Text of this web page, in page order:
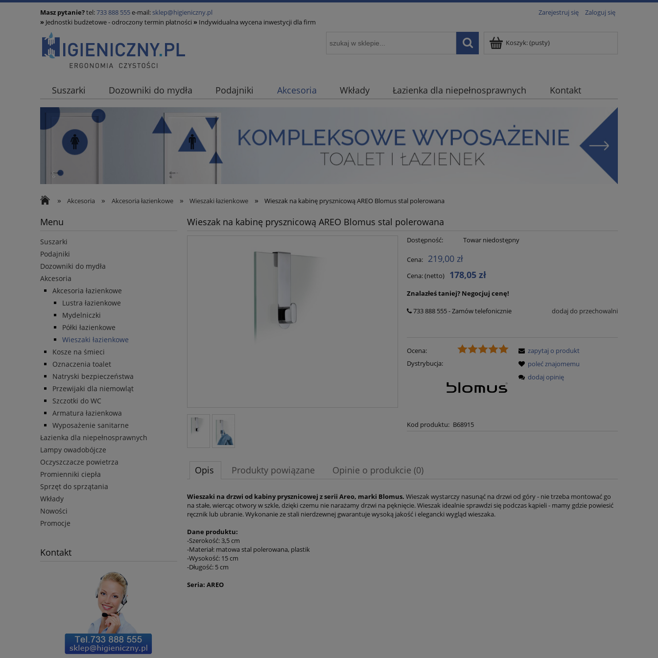
Zarejestruj się Zaloguj się
Masz pytanie?tel:733 888 555e-mail:sklep@higieniczny.pl
» Jednostki budżetowe - odroczony termin płatności » Indywidualna wycena inwestycji dla firm
Koszyk:(pusty)
Suszarki Dozowniki do mydła Podajniki Akcesoria Wkłady Łazienka dla niepełnosprawnych Kontakt
» Akcesoria » Akcesoria łazienkowe » Wieszaki łazienkowe » Wieszak na kabinę prysznicową AREO Blomus stal polerowana
Menu
Suszarki
Podajniki
Dozowniki do mydła
Akcesoria
Akcesoria łazienkowe
Lustra łazienkowe
Mydelniczki
Półki łazienkowe
Wieszaki łazienkowe
Kosze na śmieci
Oznaczenia toalet
Natryski bezpieczeństwa
Przewijaki dla niemowląt
Szczotki do WC
Armatura łazienkowa
Wyposażenie sanitarne
Łazienka dla niepełnosprawnych
Lampy owadobójcze
Oczyszczacze powietrza
Promienniki ciepła
Sprzęt do sprzątania
Wkłady
Nowości
Promocje
Kontakt
Wieszak na kabinę prysznicową AREO Blomus stal polerowana
Dostępność: Towar niedostępny
Cena: 219,00 zł
Cena: (netto) 178,05 zł
Znalazłeś taniej? Negocjuj cenę!
733 888 555 - Zamów telefonicznie
dodaj do przechowalni
Ocena:
Dystrybucja:
Kod produktu: B68915
zapytaj o produkt
poleć znajomemu
dodaj opinię
Opis Produkty powiązane Opinie o produkcie (0)
Wieszaki na drzwi od kabiny prysznicowej z serii Areo, marki Blomus. Wieszak wystarczy nasunąć na drzwi od góry - nie trzeba montować go
na stałe, wiercąc otwory w szkle, dzięki czemu nie narażamy drzwi na pęknięcie. Wieszak idealnie sprawdzi się podczas kąpieli - mamy gdzie powiesić
ręcznik lub ubranie. Wykonanie ze stali nierdzewnej gwarantuje wysoką jakość i elegancki wygląd wieszaka.
Dane produktu:
-Szerokość: 3,5 cm
-Materiał: matowa stal polerowana, plastik
-Wysokość: 15 cm
-Długość: 5 cm
Seria: AREO